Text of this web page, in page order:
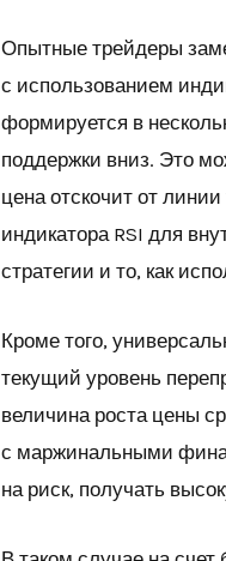
Опытные трейдеры
с использованием
формируется в
поддержки вниз. Это
цена отскочит от
индикатора RSI для
стратегии и то, как
Кроме того,
текущий уровень
величина роста цены
с маржинальными
на риск, получать